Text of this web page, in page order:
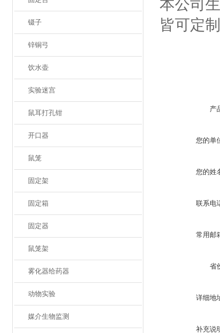
镊子
锌铜弓
饮水壶
实验迷宫
鼠耳打孔钳
开口器
鼠笼
固定架
固定箱
固定器
鼠笼架
雾化器给药器
动物实验
媒介生物监测
本公司
皆可定
产
您的单
您的姓
联系电
常用邮
省
详细地
补充说